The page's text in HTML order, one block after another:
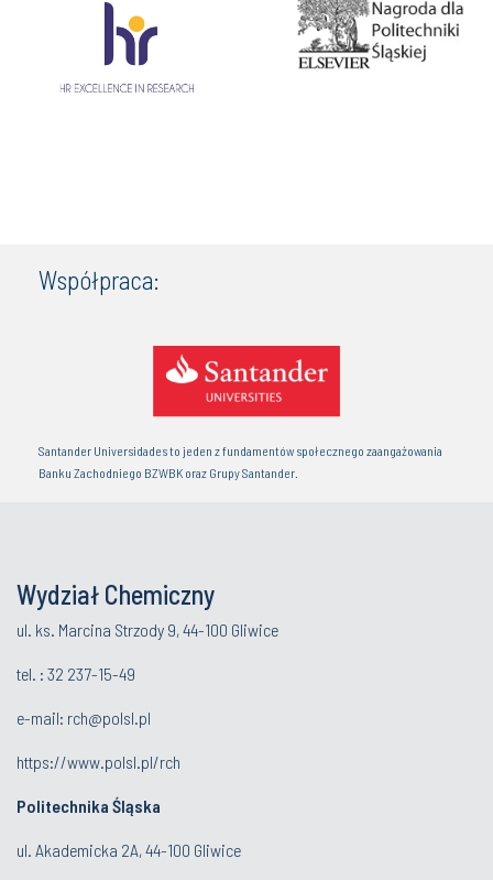
Współpraca:
Santander Universidades to jeden z fundamentów społecznego zaangażowania
Banku Zachodniego BZWBK oraz Grupy Santander.
Wydział Chemiczny
ul. ks. Marcina Strzody 9, 44-100 Gliwice
tel. : 32 237-15-49
e-mail: rch@polsl.pl
https://www.polsl.pl/rch
Politechnika Śląska
ul. Akademicka 2A, 44-100 Gliwice